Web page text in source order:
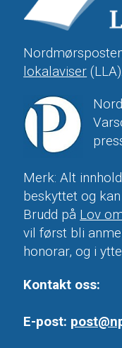
lokalaviser (LLA).
Merk: Alt
beskyttet og
Brudd på Lov
vil først bli
honorar, og i
Kontakt oss:
E-post: